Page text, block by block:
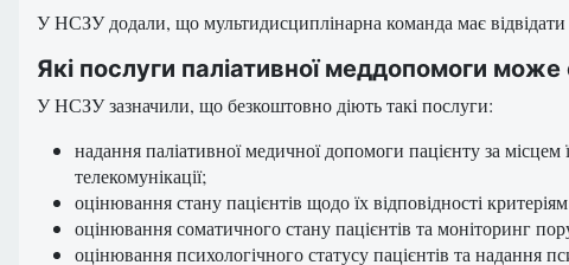
У НСЗУ додали, що мультидисциплінарна команда має відвідати
Які послуги паліативної меддопомоги
У НСЗУ зазначили, що безкоштовно діють такі послуги:
надання паліативної медичної допомоги пацієнту за
телекомунікації;
оцінювання стану пацієнтів щодо їх відповідності
оцінювання соматичного стану пацієнтів та моніторинг
оцінювання психологічного статусу пацієнтів та надання